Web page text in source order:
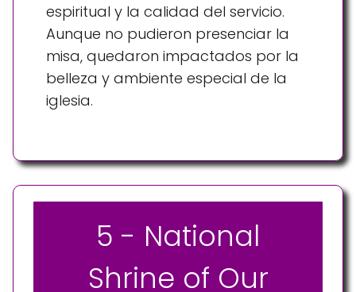
espiritual y la calidad del servicio.
Aunque no pudieron presenciar la
misa, quedaron impactados por la
belleza y ambiente especial de la
iglesia.
5 - National
Shrine of Our